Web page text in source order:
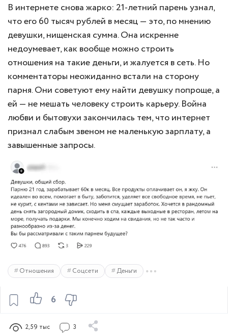
6
В интернете снова жарко: 21-летний парень узнал,
что его 60 тысяч рублей в месяц — это, по мнению
девушки, нищенская сумма. Она искренне
недоумевает, как вообще можно строить
отношения на такие деньги, и жалуется в сеть. Но
комментаторы неожиданно встали на сторону
парня. Они советуют ему найти девушку попроще, а
ей — не мешать человеку строить карьеру. Война
любви и бытовухи закончилась тем, что интернет
признал слабым звеном не маленькую зарплату, а
завышенные запросы.
Отношения Соцсети Деньги
2,59 тыс 3